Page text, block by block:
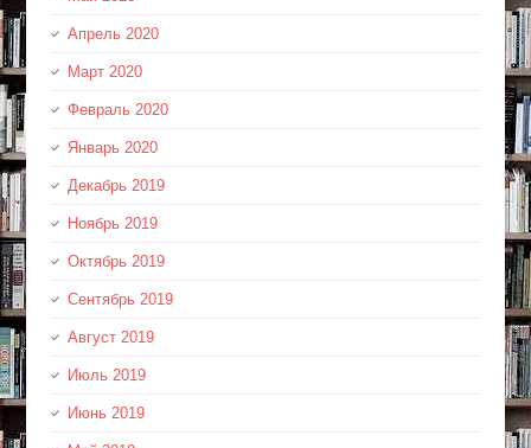
Апрель 2020
Март 2020
Февраль 2020
Январь 2020
Декабрь 2019
Ноябрь 2019
Октябрь 2019
Сентябрь 2019
Август 2019
Июль 2019
Июнь 2019